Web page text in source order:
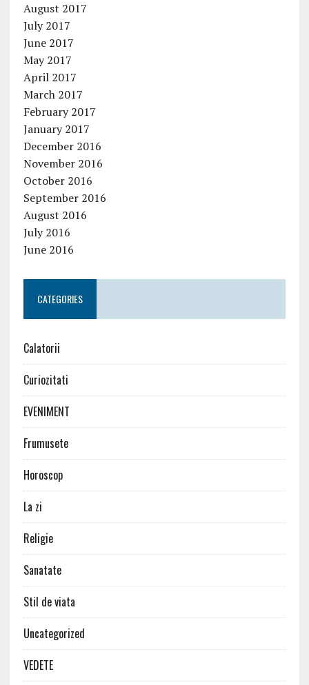
August 2017
July 2017
June 2017
May 2017
April 2017
March 2017
February 2017
January 2017
December 2016
November 2016
October 2016
September 2016
August 2016
July 2016
June 2016
CATEGORIES
Calatorii
Curiozitati
EVENIMENT
Frumusete
Horoscop
La zi
Religie
Sanatate
Stil de viata
Uncategorized
VEDETE